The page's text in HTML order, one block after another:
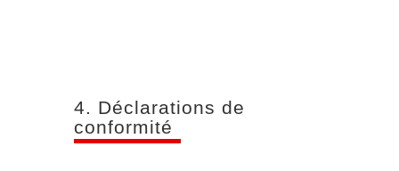
4. Déclarations de
conformité